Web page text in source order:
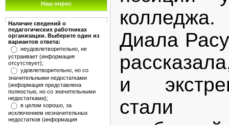
Наш опрос
Наличие сведений о
педагогических работниках
организации. Выберите один из
вариантов ответа:
неудовлетворительно, не
устраивает (информация
отсутствует);
удовлетворительно, но со
значительными недостатками
(информация представлена
полностью, но со значительными
недостатками);
в целом хорошо, за
исключением незначительных
недостатков (информация
колледжа.
Диала
и
стали